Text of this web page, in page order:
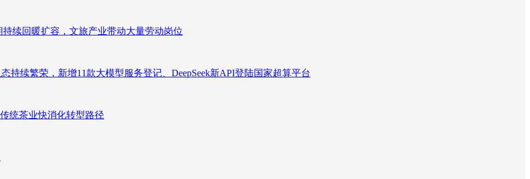
续回暖扩容，文旅产业带动大量劳动岗位
续繁荣，新增11款大模型服务登记、DeepSeek新API登陆国家超算平台
统茶业快消化转型路径